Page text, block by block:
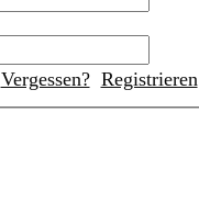
Vergessen? Registrieren